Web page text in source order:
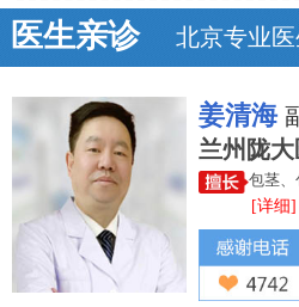
医生亲诊 北京专业
姜清海
兰州陇
包茎、
[详细]